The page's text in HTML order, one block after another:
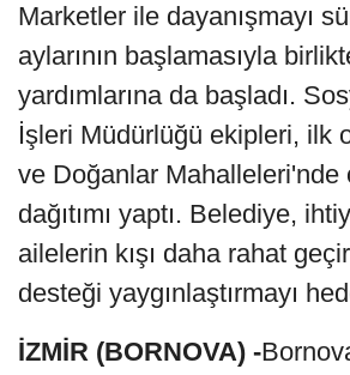
Marketler ile dayanışmayı
aylarının başlamasıyla
yardımlarına da başladı.
İşleri Müdürlüğü ekipleri, ilk
ve Doğanlar Mahalleleri'nde
dağıtımı yaptı. Belediye,
ailelerin kışı daha rahat
desteği yaygınlaştırmayı
İZMİR (BORNOVA) -